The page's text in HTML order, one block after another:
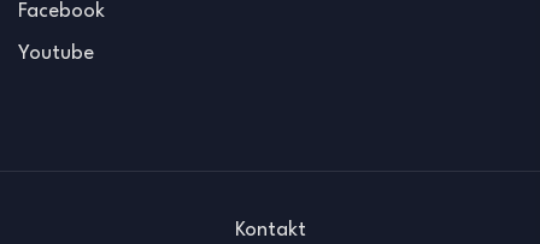
Facebook
Youtube
Kontakt